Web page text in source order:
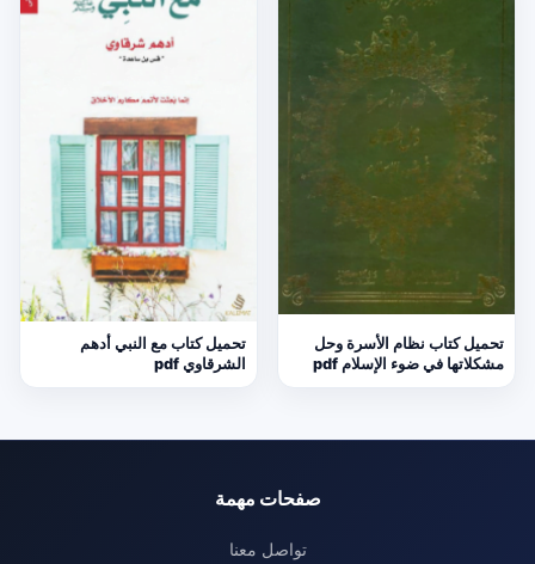
تحميل كتاب نظام الأسرة وحل
مشكلاتها في ضوء الإسلام pdf
تحميل كتاب مع النبي أدهم
الشرقاوي pdf
صفحات مهمة
تواصل معنا